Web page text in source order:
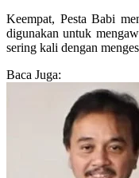
Keempat, Pesta Babi
digunakan untuk
sering kali dengan
Baca Juga: